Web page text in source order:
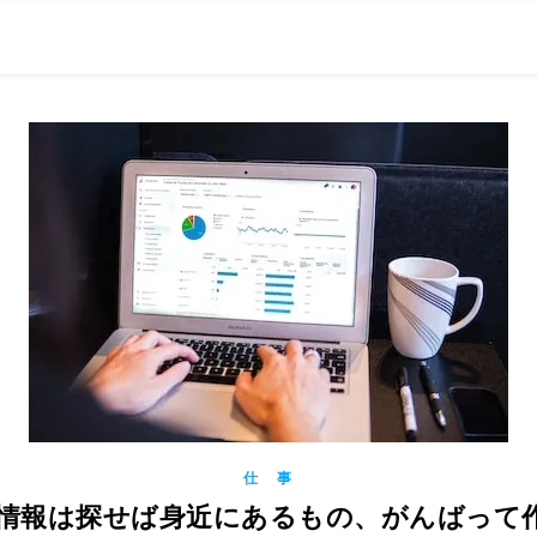
仕 事
報は探せば身近にあるもの、がんばって